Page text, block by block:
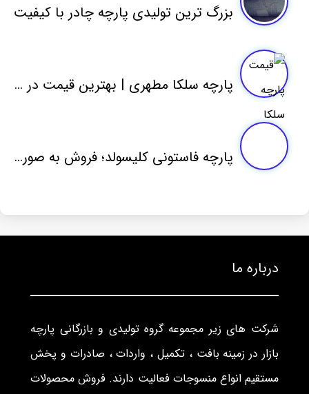
بزرگ ترین تولیدی پارچه چادر با کیفیت
پارچه سلکا مطهری | بهترین قیمت در نمایندگی عمده فروشی کارخانه
پارچه فاستونی کلیسولد؛ فروش به صورت عمده
درباره ما
شرکت های زیر مجموعه گروه تولیدی و بازرگانی پارچه
بازار در زمینه بافت ، تکمیل ، واردات ، صادرات و پخش
مستقیم انواع منسوجات فعالیت دارند. فروش محصولات